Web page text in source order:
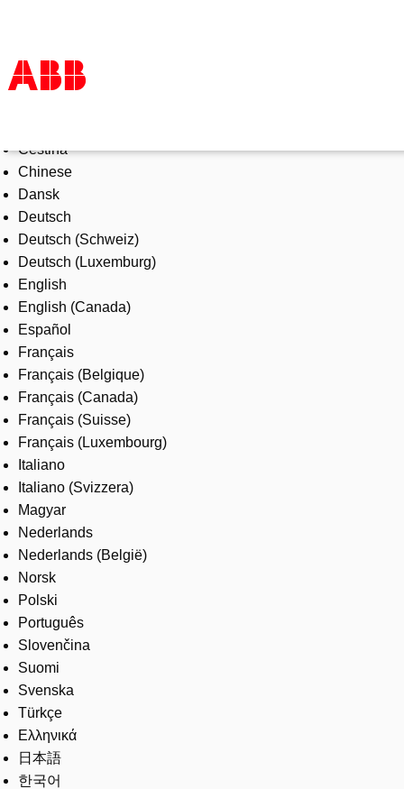
Products & Solutions
Industries
Services
About us
Where to buy
Contact us
Careers
Čeština
Chinese
Dansk
Deutsch
Deutsch (Schweiz)
Deutsch (Luxemburg)
English
English (Canada)
Español
Français
Français (Belgique)
Français (Canada)
Français (Suisse)
Français (Luxembourg)
Italiano
Italiano (Svizzera)
Magyar
Nederlands
Nederlands (België)
Norsk
Polski
Português
Slovenčina
Suomi
Svenska
Türkçe
Ελληνικά
日本語
한국어